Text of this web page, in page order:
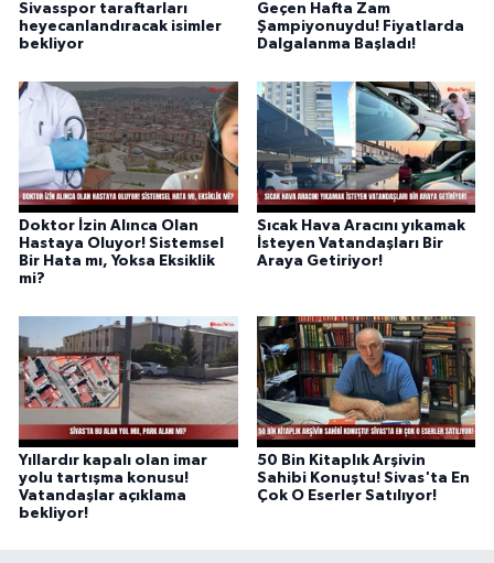
Sivasspor taraftarları
heyecanlandıracak isimler
bekliyor
Geçen Hafta Zam
Şampiyonuydu! Fiyatlarda
Dalgalanma Başladı!
Doktor İzin Alınca Olan
Hastaya Oluyor! Sistemsel
Bir Hata mı, Yoksa Eksiklik
mi?
Sıcak Hava Aracını yıkamak
İsteyen Vatandaşları Bir
Araya Getiriyor!
Yıllardır kapalı olan imar
yolu tartışma konusu!
Vatandaşlar açıklama
bekliyor!
50 Bin Kitaplık Arşivin
Sahibi Konuştu! Sivas'ta En
Çok O Eserler Satılıyor!